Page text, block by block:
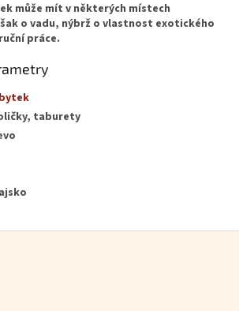
může mít v některých místech
o vadu, nýbrž o vlastnost exotického
práce.
taburety